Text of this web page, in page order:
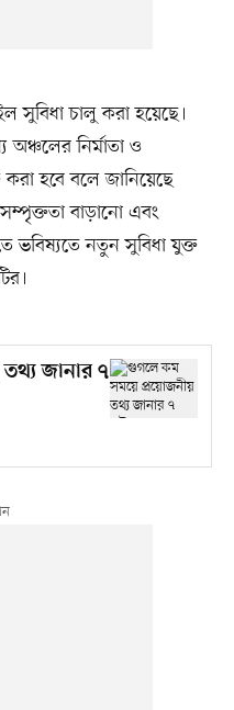
সুবিধা চালু করা হয়েছে।
অঞ্চলের নির্মাতা ও
হবে বলে জানিয়েছে
বাড়ানো এবং
ভবিষ্যতে নতুন সুবিধা যুক্ত
জানার ৭